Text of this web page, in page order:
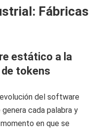
Fábricas
estático a la
tokens
del software
cada palabra y
en que se